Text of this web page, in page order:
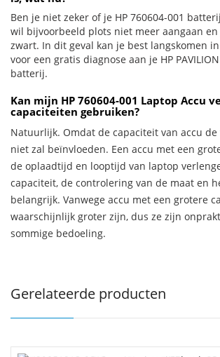
Ben je niet zeker of je HP 760604-001
wil bijvoorbeeld plots niet meer aangaan
zwart. In dit geval kan je best langskomen
voor een gratis diagnose aan je HP PAVILION
batterij.
Kan mijn HP 760604-001 Laptop Accu
capaciteiten gebruiken?
Natuurlijk. Omdat de capaciteit van accu
niet zal beïnvloeden. Een accu met een
de oplaadtijd en looptijd van laptop
capaciteit, de controlering van de maat en
belangrijk. Vanwege accu met een grotere
waarschijnlijk groter zijn, dus ze zijn
sommige bedoeling.
Gerelateerde producten